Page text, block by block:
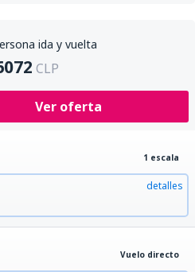
ida y vuelta
CLP
Ver oferta
1 escala
detalles
Vuelo directo